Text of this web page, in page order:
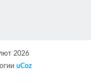
2026
uCoz